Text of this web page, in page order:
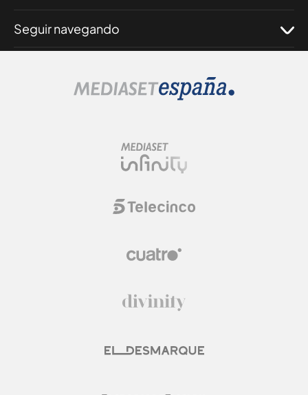
Seguir navegando